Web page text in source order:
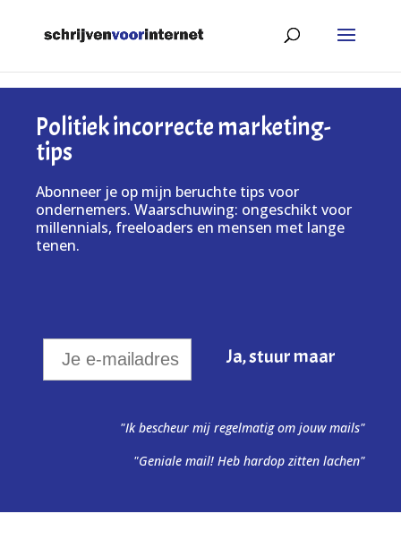
Politiek incorrecte marketing-
tips
Abonneer je op mijn beruchte tips voor
ondernemers. Waarschuwing: ongeschikt voor
millennials, freeloaders en mensen met lange
tenen.
"Ik bescheur mij regelmatig om jouw mails"
"Geniale mail! Heb hardop zitten lachen"